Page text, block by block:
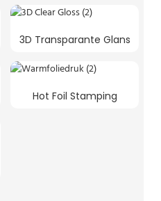
3D Transparante Glans
Hot Foil Stamping